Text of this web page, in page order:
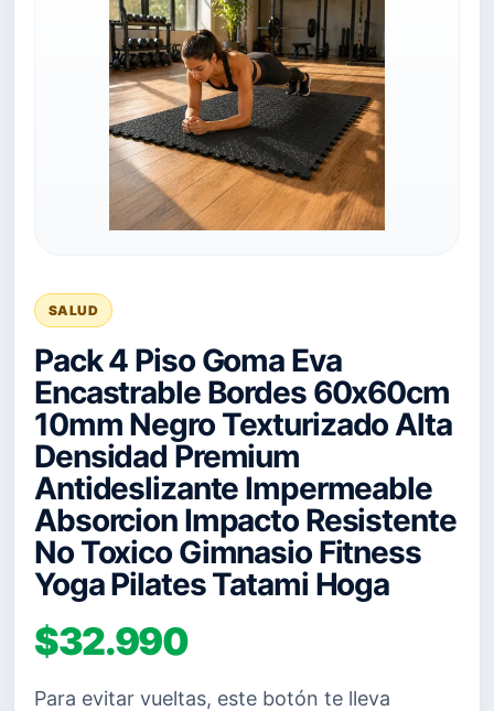
SALUD
Pack 4 Piso Goma Eva
Encastrable Bordes 60x60cm
10mm Negro Texturizado Alta
Densidad Premium
Antideslizante Impermeable
Absorcion Impacto Resistente
No Toxico Gimnasio Fitness
Yoga Pilates Tatami Hoga
$32.990
Para evitar vueltas, este botón te lleva